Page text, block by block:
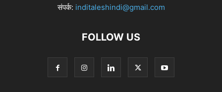
संपर्क: inditaleshindi@gmail.com
FOLLOW US